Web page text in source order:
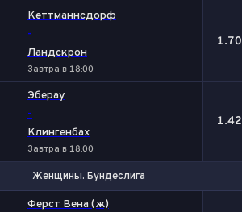
Кеттманнсдорф
-
Ландскрон
Завтра в 18:00
1.70
Эберау
-
Клингенбах
Завтра в 18:00
1.42
Женщины. Бундеслига
Ферст Вена (ж)